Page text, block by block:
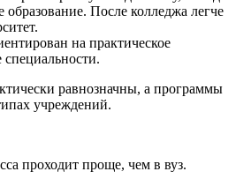
После колледжа легче
на практическое
специальности.
равнозначны, а программы
учреждений.
проходит проще, чем в вуз.